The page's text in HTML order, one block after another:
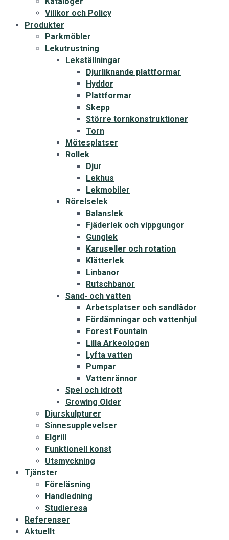
Villkor och Policy
Produkter
Parkmöbler
Lekutrustning
Lekställningar
Djurliknande plattformar
Hyddor
Plattformar
Skepp
Större tornkonstruktioner
Torn
Mötesplatser
Rollek
Djur
Lekhus
Lekmobiler
Rörelselek
Balanslek
Fjäderlek och vippgungor
Gunglek
Karuseller och rotation
Klätterlek
Linbanor
Rutschbanor
Sand- och vatten
Arbetsplatser och sandlådor
Fördämningar och vattenhjul
Forest Fountain
Lilla Arkeologen
Lyfta vatten
Pumpar
Vattenrännor
Spel och idrott
Growing Older
Djurskulpturer
Sinnesupplevelser
Elgrill
Funktionell konst
Utsmyckning
Tjänster
Föreläsning
Handledning
Studieresa
Referenser
Aktuellt